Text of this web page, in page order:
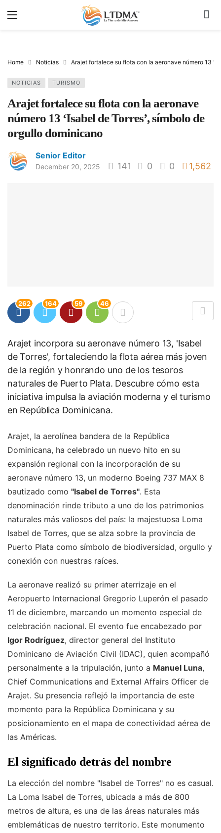
Home Noticias Arajet fortalece su flota con la aeronave número 13
NOTICIAS TURISMO
Arajet fortalece su flota con la aeronave
número 13 ‘Isabel de Torres’, símbolo de
orgullo dominicano
Senior Editor
December 20, 2025 141 0 0 1,562
262 164 59 46
Arajet incorpora su aeronave número 13, 'Isabel
de Torres', fortaleciendo la flota aérea más joven
de la región y honrando uno de los tesoros
naturales de Puerto Plata. Descubre cómo esta
iniciativa impulsa la aviación moderna y el turismo
en República Dominicana.
Arajet, la aerolínea bandera de la República
Dominicana, ha celebrado un nuevo hito en su
expansión regional con la incorporación de su
aeronave número 13, un moderno Boeing 737 MAX 8
bautizado como "Isabel de Torres". Esta
denominación rinde tributo a uno de los patrimonios
naturales más valiosos del país: la majestuosa Loma
Isabel de Torres, que se alza sobre la provincia de
Puerto Plata como símbolo de biodiversidad, orgullo y
conexión con nuestras raíces.
La aeronave realizó su primer aterrizaje en el
Aeropuerto Internacional Gregorio Luperón el pasado
11 de diciembre, marcando un momento especial de
celebración nacional. El evento fue encabezado por
Igor Rodríguez, director general del Instituto
Dominicano de Aviación Civil (IDAC), quien acompañó
personalmente a la tripulación, junto a Manuel Luna,
Chief Communications and External Affairs Officer de
Arajet. Su presencia reflejó la importancia de este
momento para la República Dominicana y su
posicionamiento en el mapa de conectividad aérea de
las Américas.
El significado detrás del nombre
La elección del nombre "Isabel de Torres" no es casual.
La Loma Isabel de Torres, ubicada a más de 800
metros de altura, es una de las áreas naturales más
emblemáticas de nuestro territorio. Este monumento